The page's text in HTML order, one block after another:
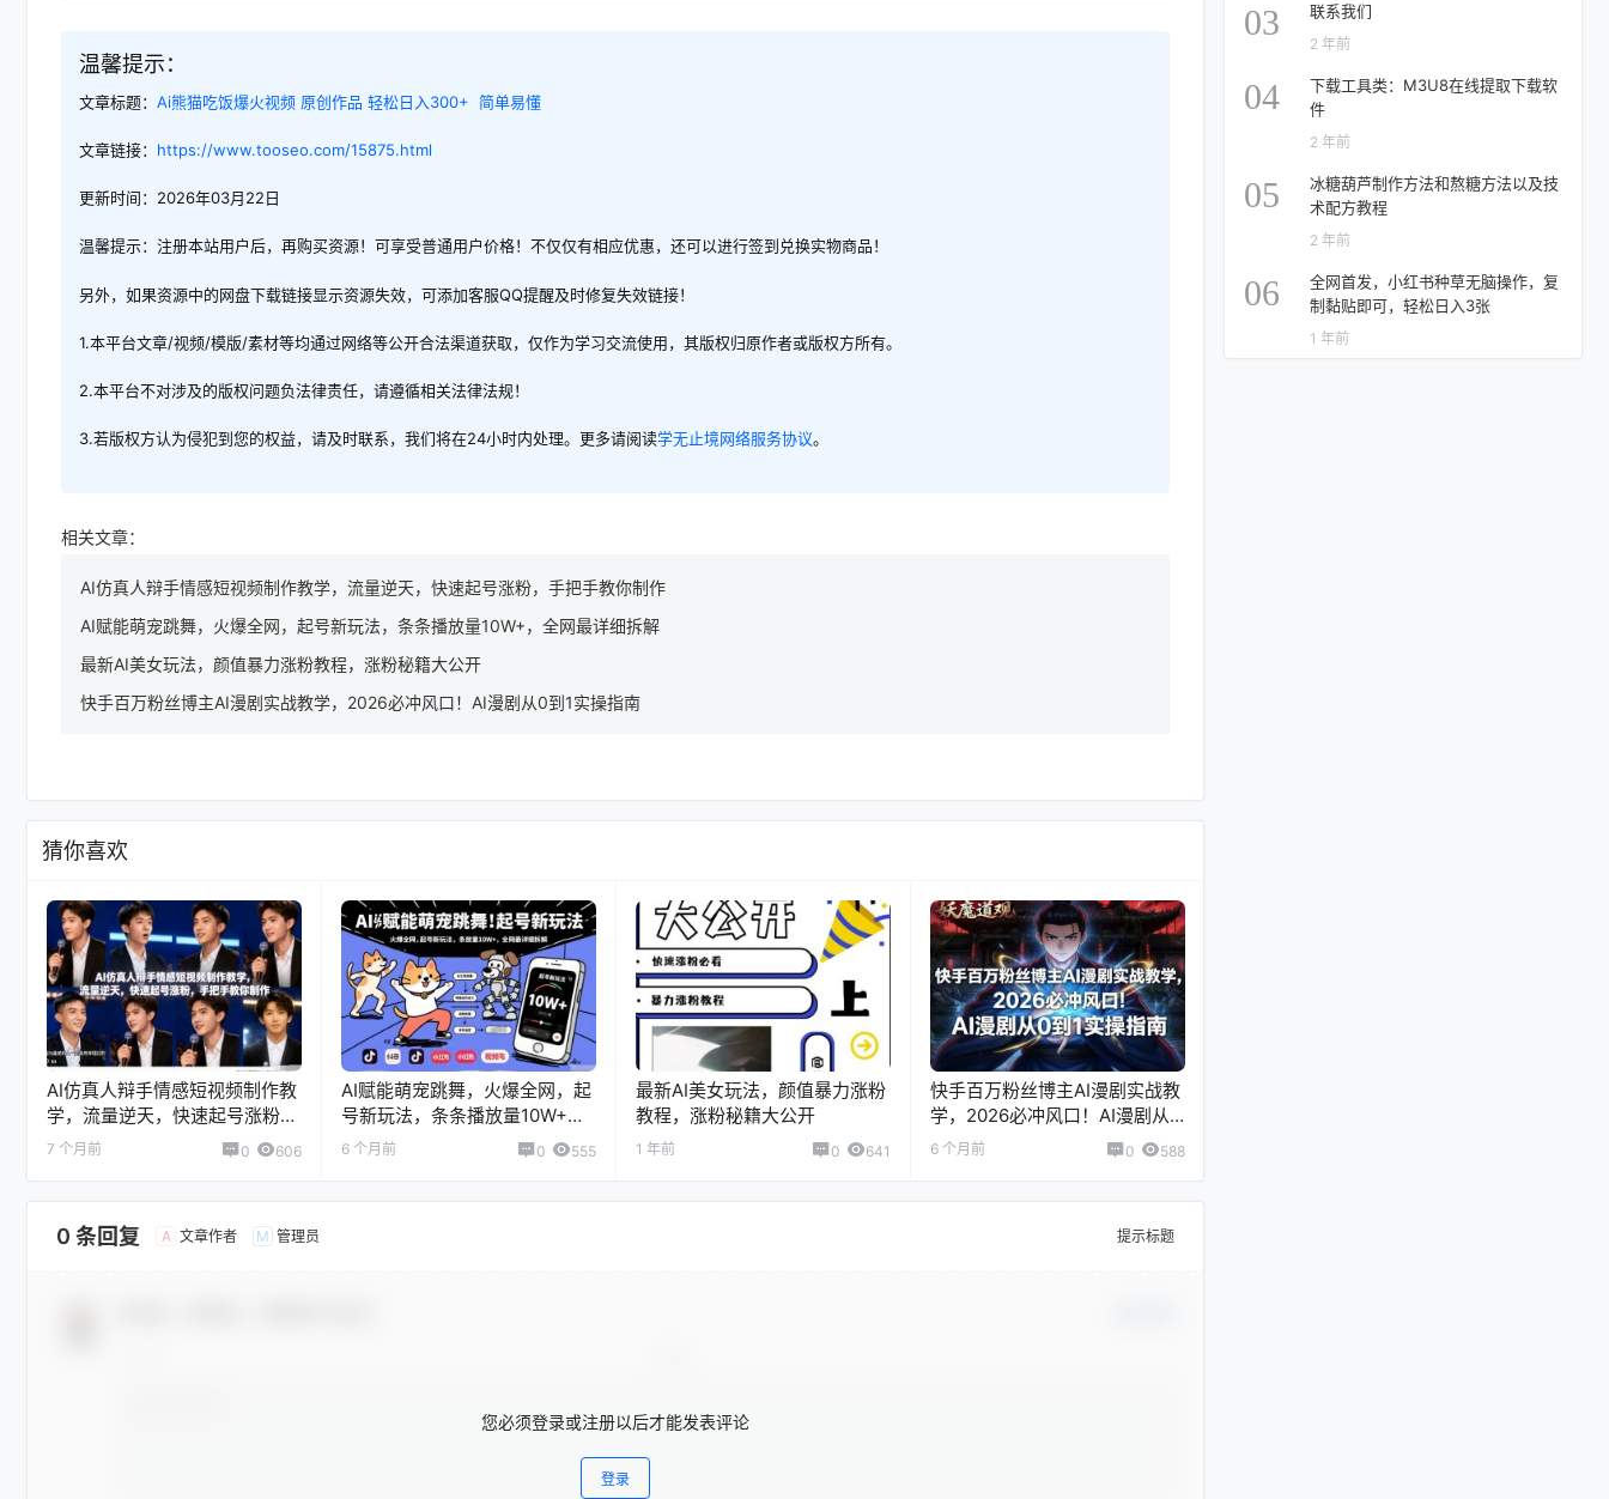
温馨提示：
文章标题： Ai熊猫吃饭爆火视频 原创作品 轻松日入300+ 简单易懂
文章链接： https://www.tooseo.com/15875.html
更新时间：2026年03月22日
温馨提示：注册本站用户后，再购买资源！可享受普通用户价格！不仅仅有相应优惠，还可以进行签到兑换实物商品！
另外，如果资源中的网盘下载链接显示资源失效，可添加客服QQ提醒及时修复失效链接！
1.本平台文章/视频/模版/素材等均通过网络等公开合法渠道获取，仅作为学习交流使用，其版权归原作者或版权方所有。
2.本平台不对涉及的版权问题负法律责任，请遵循相关法律法规！
3.若版权方认为侵犯到您的权益，请及时联系，我们将在24小时内处理。更多请阅读学无止境网络服务协议。
相关文章：
AI仿真人辩手情感短视频制作教学，流量逆天，快速起号涨粉，手把手教你制作
AI赋能萌宠跳舞，火爆全网，起号新玩法，条条播放量10W+，全网最详细拆解
最新AI美女玩法，颜值暴力涨粉教程，涨粉秘籍大公开
快手百万粉丝博主AI漫剧实战教学，2026必冲风口！AI漫剧从0到1实操指南
猜你喜欢
AI仿真人辩手情感短视频制作教
学，流量逆天，快速起号涨粉，
手把手教你制作
7 个月前 0 606
AI赋能萌宠跳舞，火爆全网，起
号新玩法，条条播放量10W+，
全网最详细拆解
6 个月前 0 555
最新AI美女玩法，颜值暴力涨粉
教程，涨粉秘籍大公开
1 年前 0 641
快手百万粉丝博主AI漫剧实战教
学，2026必冲风口！AI漫剧从0
到1实操指南
6 个月前 0 588
0 条回复 A 文章作者 M 管理员 提示标题
您必须登录或注册以后才能发表评论
登录
03 联系我们
2 年前
04
下载工具类：M3U8在线提取下载软
件
2 年前
05
冰糖葫芦制作方法和熬糖方法以及技
术配方教程
2 年前
06
全网首发，小红书种草无脑操作，复
制黏贴即可，轻松日入3张
1 年前